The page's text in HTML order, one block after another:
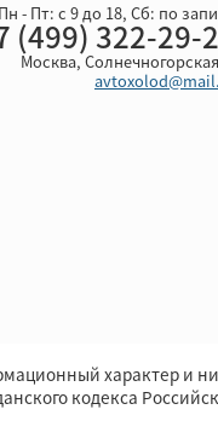
Пн - Пт: с 9 до 18, Cб: по
(499) 322-29-
Москва,
характер и
кодекса